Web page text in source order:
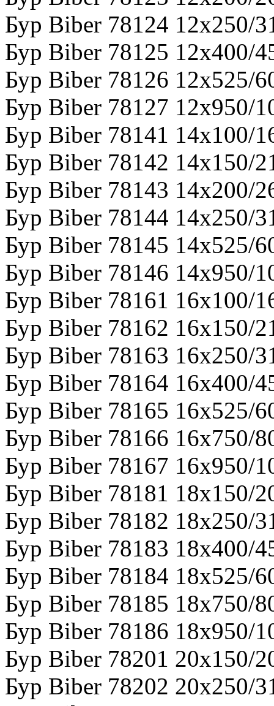
Бур Biber 78124 12х250/
Бур Biber 78125 12х400/
Бур Biber 78126 12х525/
Бур Biber 78127 12х950/
Бур Biber 78141 14х100/
Бур Biber 78142 14х150/
Бур Biber 78143 14х200/
Бур Biber 78144 14х250/
Бур Biber 78145 14х525/
Бур Biber 78146 14х950/
Бур Biber 78161 16х100/
Бур Biber 78162 16х150/
Бур Biber 78163 16х250/
Бур Biber 78164 16х400/
Бур Biber 78165 16х525/
Бур Biber 78166 16х750/
Бур Biber 78167 16х950/
Бур Biber 78181 18х150/
Бур Biber 78182 18х250/
Бур Biber 78183 18х400/
Бур Biber 78184 18х525/
Бур Biber 78185 18х750/
Бур Biber 78186 18х950/
Бур Biber 78201 20х150/
Бур Biber 78202 20х250/